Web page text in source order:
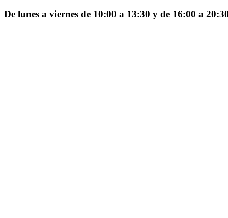
De lunes a viernes de 10:00 a 13:30 y de 16:00 a